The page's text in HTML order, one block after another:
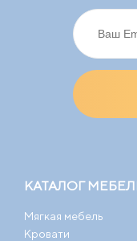
КАТАЛОГ
Мягкая мебель
Кровати